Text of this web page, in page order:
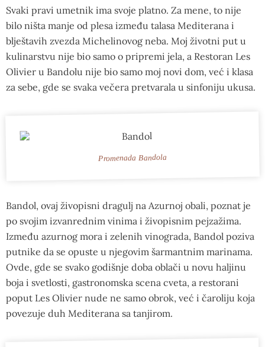
Svaki pravi umetnik ima svoje platno. Za mene, to nije
bilo ništa manje od plesa između talasa Mediterana i
blještavih zvezda Michelinovog neba. Moj životni put u
kulinarstvu nije bio samo o pripremi jela, a Restoran Les
Olivier u Bandolu nije bio samo moj novi dom, već i klasa
za sebe, gde se svaka večera pretvarala u sinfoniju ukusa.
Promenada Bandola
Bandol, ovaj živopisni dragulj na Azurnoj obali, poznat je
po svojim izvanrednim vinima i živopisnim pejzažima.
Između azurnog mora i zelenih vinograda, Bandol poziva
putnike da se opuste u njegovim šarmantnim marinama.
Ovde, gde se svako godišnje doba oblači u novu haljinu
boja i svetlosti, gastronomska scena cveta, a restorani
poput Les Olivier nude ne samo obrok, već i čaroliju koja
povezuje duh Mediterana sa tanjirom.